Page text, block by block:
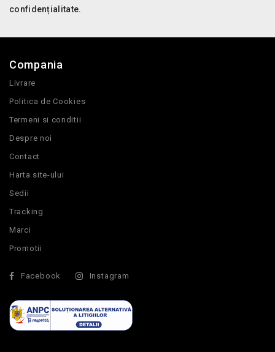
confidențialitate.
Compania
Livrare
Politica de Cookies
Termeni si conditii
Despre noi
Contact
Harta site-ului
Sedii
Tracking
Marci
Promotii
Facebook Instagram